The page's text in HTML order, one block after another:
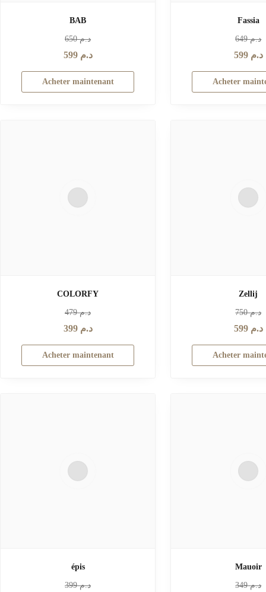
BAB
650 د.م
599 د.م
Acheter maintenant
Fassia
649 د.م
599 د.م
Acheter
COLORFY
479 د.م
399 د.م
Acheter maintenant
Zellij
750 د.م
599 د.م
Acheter
épis
399 د.م
Mauoir
349 د.م